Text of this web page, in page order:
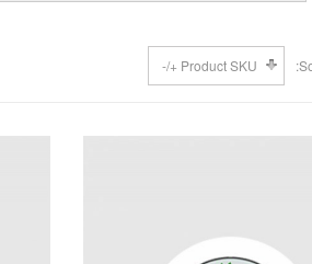
Product SKU +/-